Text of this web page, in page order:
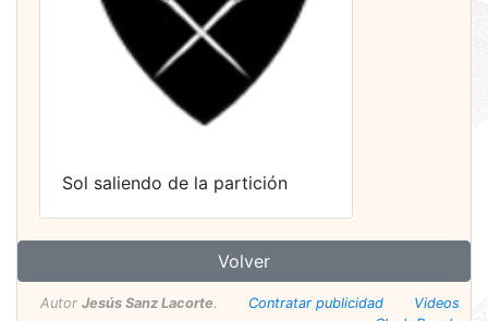
Sol saliendo de la partición
Volver
Autor Jesús Sanz Lacorte. Contratar publicidad
Videos